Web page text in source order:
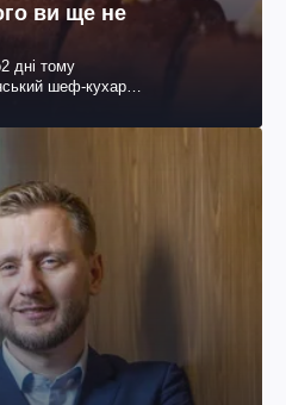
ви ще не
2 дні тому
шеф-кухар